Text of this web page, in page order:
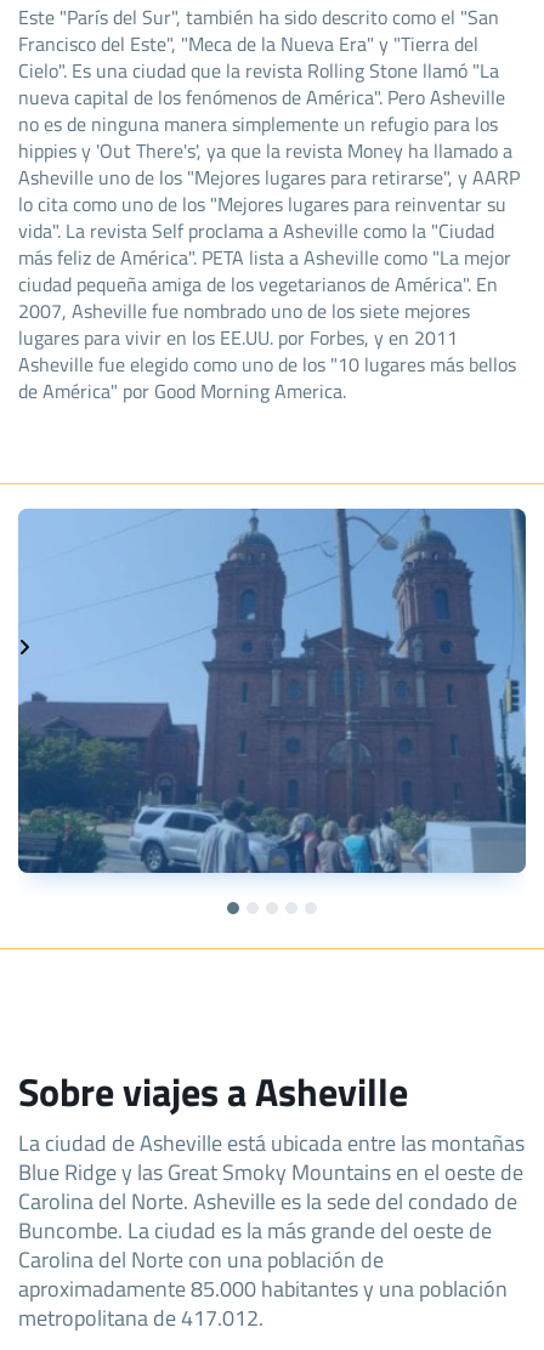
Este "París del Sur", también ha sido descrito como el "San
Francisco del Este", "Meca de la Nueva Era" y "Tierra del
Cielo". Es una ciudad que la revista Rolling Stone llamó "La
nueva capital de los fenómenos de América". Pero Asheville
no es de ninguna manera simplemente un refugio para los
hippies y 'Out There's', ya que la revista Money ha llamado a
Asheville uno de los "Mejores lugares para retirarse", y AARP
lo cita como uno de los "Mejores lugares para reinventar su
vida". La revista Self proclama a Asheville como la "Ciudad
más feliz de América". PETA lista a Asheville como "La mejor
ciudad pequeña amiga de los vegetarianos de América". En
2007, Asheville fue nombrado uno de los siete mejores
lugares para vivir en los EE.UU. por Forbes, y en 2011
Asheville fue elegido como uno de los "10 lugares más bellos
de América" por Good Morning America.
Sobre viajes a Asheville
La ciudad de Asheville está ubicada entre las montañas
Blue Ridge y las Great Smoky Mountains en el oeste de
Carolina del Norte. Asheville es la sede del condado de
Buncombe. La ciudad es la más grande del oeste de
Carolina del Norte con una población de
aproximadamente 85.000 habitantes y una población
metropolitana de 417.012.